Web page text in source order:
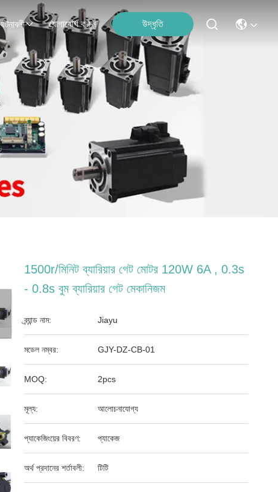
ঘটনাবলী যোগাযোগ করুন উদ্ধৃতি
1500r/মিনিট ব্যারিয়ার গেট মোটর 120W 6A , 0.3s
- 0.8s বুম ব্যারিয়ার গেট মেকানিজম
ব্র্যান্ড নাম: Jiayu
মডেল নম্বর: GJY-DZ-CB-01
MOQ: 2pcs
মূল্য: আলোচনাযোগ্য
প্যাকেজিংয়ের বিবরণ: প্যাকেজ
অর্থ প্রদানের শর্তাবলী: টিটি